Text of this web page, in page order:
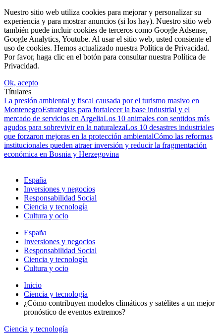
Nuestro sitio web utiliza cookies para mejorar y personalizar su
experiencia y para mostrar anuncios (si los hay). Nuestro sitio web
también puede incluir cookies de terceros como Google Adsense,
Google Analytics, Youtube. Al usar el sitio web, usted consiente el
uso de cookies. Hemos actualizado nuestra Política de Privacidad.
Por favor, haga clic en el botón para consultar nuestra Política de
Privacidad.
Ok, acepto
Títulares
La presión ambiental y fiscal causada por el turismo masivo en
MontenegroEstrategias para fortalecer la base industrial y el
mercado de servicios en ArgeliaLos 10 animales con sentidos más
agudos para sobrevivir en la naturalezaLos 10 desastres industriales
que forzaron mejoras en la protección ambientalCómo las reformas
institucionales pueden atraer inversión y reducir la fragmentación
económica en Bosnia y Herzegovina
España
Inversiones y negocios
Responsabilidad Social
Ciencia y tecnología
Cultura y ocio
España
Inversiones y negocios
Responsabilidad Social
Ciencia y tecnología
Cultura y ocio
Inicio
Ciencia y tecnología
¿Cómo contribuyen modelos climáticos y satélites a un mejor
pronóstico de eventos extremos?
Ciencia y tecnología